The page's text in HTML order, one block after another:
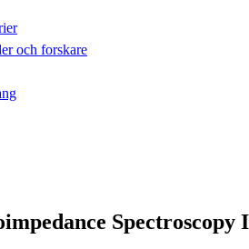
och forskare